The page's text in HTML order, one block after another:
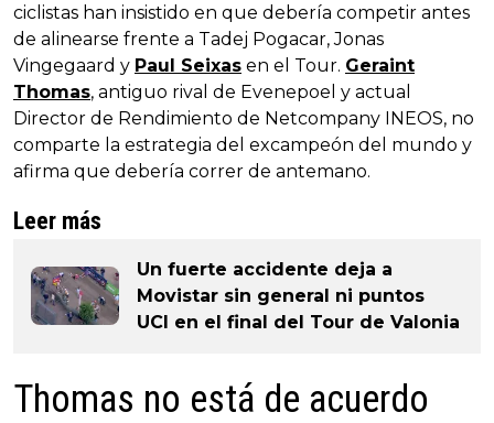
ciclistas han insistido en que debería competir antes
de alinearse frente a Tadej Pogacar, Jonas
Vingegaard y Paul Seixas en el Tour. Geraint
Thomas, antiguo rival de Evenepoel y actual
Director de Rendimiento de Netcompany INEOS, no
comparte la estrategia del excampeón del mundo y
afirma que debería correr de antemano.
Leer más
Un fuerte accidente deja a
Movistar sin general ni puntos
UCI en el final del Tour de Valonia
Thomas no está de acuerdo